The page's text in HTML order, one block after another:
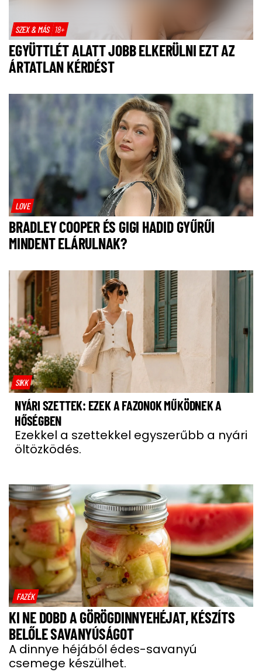
SZEX & MÁS 18+
EGYÜTTLÉT ALATT JOBB ELKERÜLNI EZT AZ
ÁRTATLAN KÉRDÉST
LOVE
BRADLEY COOPER ÉS GIGI HADID GYŰRŰI
MINDENT ELÁRULNAK?
SIKK
NYÁRI SZETTEK: EZEK A FAZONOK MŰKÖDNEK A
HŐSÉGBEN
Ezekkel a szettekkel egyszerűbb a nyári
öltözködés.
FAZÉK
KI NE DOBD A GÖRÖGDINNYEHÉJAT, KÉSZÍTS
BELŐLE SAVANYÚSÁGOT
A dinnye héjából édes-savanyú
csemege készülhet.